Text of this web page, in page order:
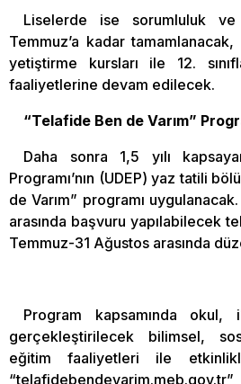
Liselerde ise sorumluluk ve
Temmuz’a kadar
yetiştirme kursları ile 12.
faaliyetlerine devam edilecek.
“Telafide Ben de Varım”
Daha sonra 1,5 yılı
Programı’nın (UDEP) yaz tatili
de Varım” programı
arasında başvuru yapılabilecek
Temmuz-31 Ağustos arasında
Program kapsamında
gerçekleştirilecek bilimsel,
eğitim faaliyetleri ile